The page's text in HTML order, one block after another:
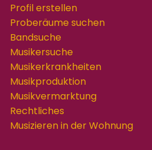
Profil erstellen
Proberäume suchen
Bandsuche
Musikersuche
Musikerkrankheiten
Musikproduktion
Musikvermarktung
Rechtliches
Musizieren in der Wohnung